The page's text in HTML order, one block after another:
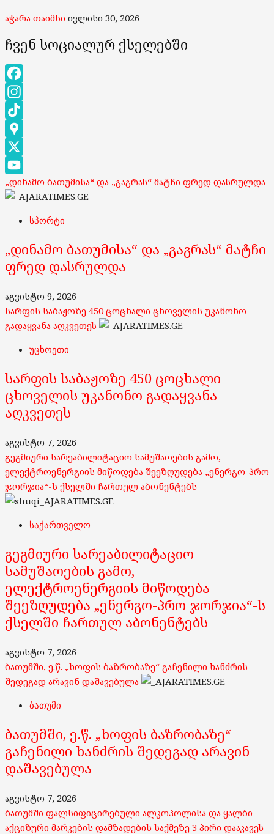
აჭარა თაიმსი ივლისი 30, 2026
ჩვენ სოციალურ ქსელებში
Facebook
Instagram
TikTok
Google
Maps
X
YouTube
Channel
„დინამო ბათუმისა“ და „გაგრას“ მატჩი ფრედ დასრულდა
სპორტი
„დინამო ბათუმისა“ და „გაგრას“ მატჩი
ფრედ დასრულდა
აგვისტო 9, 2026
სარფის საბაჟოზე 450 ცოცხალი ცხოველის უკანონო
გადაყვანა აღკვეთეს
უცხოეთი
სარფის საბაჟოზე 450 ცოცხალი
ცხოველის უკანონო გადაყვანა
აღკვეთეს
აგვისტო 7, 2026
გეგმიური სარეაბილიტაციო სამუშაოების გამო,
ელექტროენერგიის მიწოდება შეეზღუდება „ენერგო-პრო
ჯორჯია“-ს ქსელში ჩართულ აბონენტებს
საქართველო
გეგმიური სარეაბილიტაციო
სამუშაოების გამო,
ელექტროენერგიის მიწოდება
შეეზღუდება „ენერგო-პრო ჯორჯია“-ს
ქსელში ჩართულ აბონენტებს
აგვისტო 7, 2026
ბათუმში, ე.წ. „ხოფის ბაზრობაზე“ გაჩენილი ხანძრის
შედეგად არავინ დაშავებულა
ბათუმი
ბათუმში, ე.წ. „ხოფის ბაზრობაზე“
გაჩენილი ხანძრის შედეგად არავინ
დაშავებულა
აგვისტო 7, 2026
ბათუმში ფალსიფიცირებული ალკოჰოლისა და ყალბი
აქციზური მარკების დამზადების საქმეზე 3 პირი დააკავეს